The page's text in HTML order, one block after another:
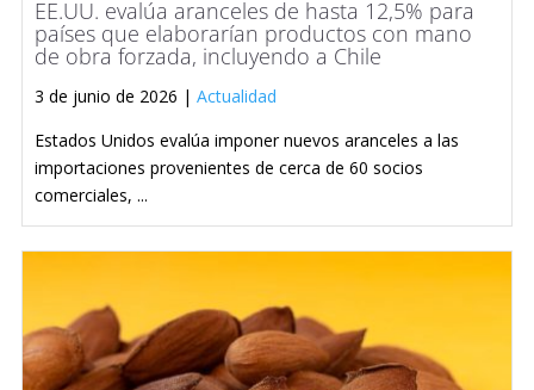
EE.UU. evalúa aranceles de hasta 12,5% para
países que elaborarían productos con mano
de obra forzada, incluyendo a Chile
3 de junio de 2026 | Actualidad
Estados Unidos evalúa imponer nuevos aranceles a las
importaciones provenientes de cerca de 60 socios
comerciales, ...